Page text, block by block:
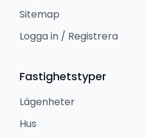
Sitemap
Logga in / Registrera
Fastighetstyper
Lägenheter
Hus